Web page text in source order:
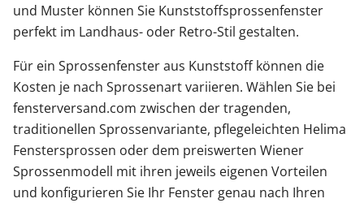
und Muster können Sie Kunststoffsprossenfenster
perfekt im Landhaus- oder Retro-Stil gestalten.
Für ein Sprossenfenster aus Kunststoff können die
Kosten je nach Sprossenart variieren. Wählen Sie bei
fensterversand.com zwischen der tragenden,
traditionellen Sprossenvariante, pflegeleichten Helima
Fenstersprossen oder dem preiswerten Wiener
Sprossenmodell mit ihren jeweils eigenen Vorteilen
und konfigurieren Sie Ihr Fenster genau nach Ihren